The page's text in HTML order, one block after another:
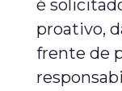
é
proativo,
frente de